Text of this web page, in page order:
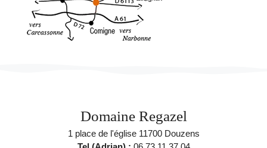
Domaine Regazel
1 place de l'église 11700 Douzens